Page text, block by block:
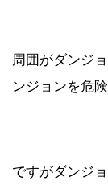
周囲がダンジ
ンジョンを危
ですがダンジ